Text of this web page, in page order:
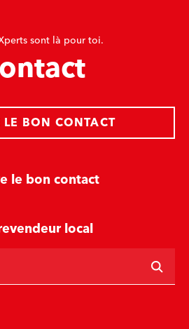
sont là pour toi.
le bon contact
LE BON CONTACT
local